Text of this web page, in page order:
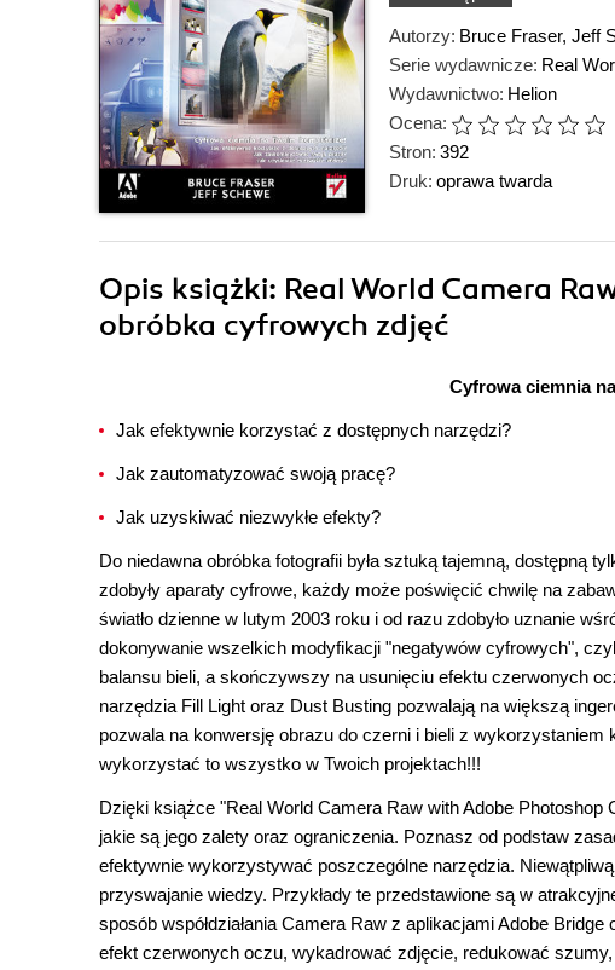
Autorzy: Bruce Fraser, Jeff
Serie wydawnicze: Real
Wydawnictwo: Helion
Ocena:
Stron: 392
Druk: oprawa twarda
Opis książki: Real World Camera
obróbka cyfrowych zdjęć
Cyfrowa ciemnia
Jak efektywnie korzystać z dostępnych narzędzi?
Jak zautomatyzować swoją pracę?
Jak uzyskiwać niezwykłe efekty?
Do niedawna obróbka fotografii była sztuką tajemną, dostępną
zdobyły aparaty cyfrowe, każdy może poświęcić chwilę na
światło dzienne w lutym 2003 roku i od razu zdobyło uznanie
dokonywanie wszelkich modyfikacji "negatywów cyfrowych",
balansu bieli, a skończywszy na usunięciu efektu czerwonych
narzędzia Fill Light oraz Dust Busting pozwalają na większą
pozwala na konwersję obrazu do czerni i bieli z
wykorzystać to wszystko w Twoich projektach!!!
Dzięki książce "Real World Camera Raw with Adobe
jakie są jego zalety oraz ograniczenia. Poznasz od podstaw
efektywnie wykorzystywać poszczególne narzędzia.
przyswajanie wiedzy. Przykłady te przedstawione są w
sposób współdziałania Camera Raw z aplikacjami Adobe
efekt czerwonych oczu, wykadrować zdjęcie, redukować